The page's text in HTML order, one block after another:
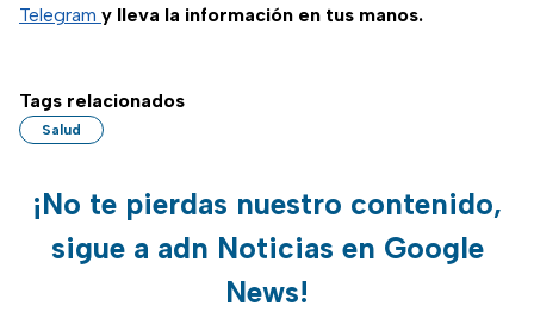
Telegram y lleva la información en tus manos.
Tags relacionados
Salud
¡No te pierdas nuestro contenido,
sigue a adn Noticias en Google
News!